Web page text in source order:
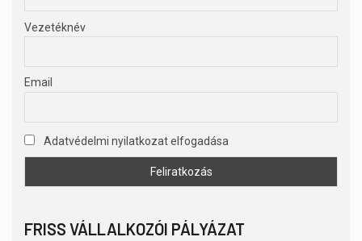
Vezetéknév
Email
Adatvédelmi nyilatkozat elfogadása
FRISS VÁLLALKOZÓI PÁLYÁZAT